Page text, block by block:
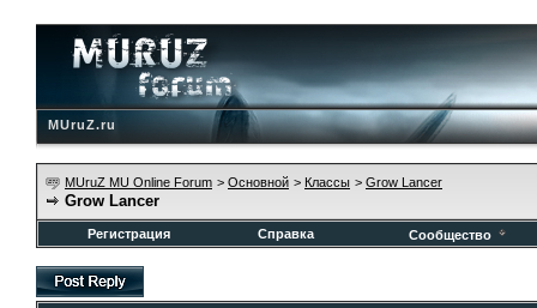
MUruZ.ru
MUruZ MU Online Forum > Основной > Классы > Grow Lancer
Grow Lancer
Регистрация Справка Сообщество